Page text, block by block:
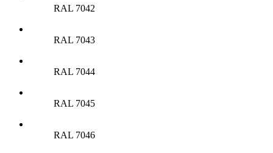
RAL 7042
RAL 7043
RAL 7044
RAL 7045
RAL 7046